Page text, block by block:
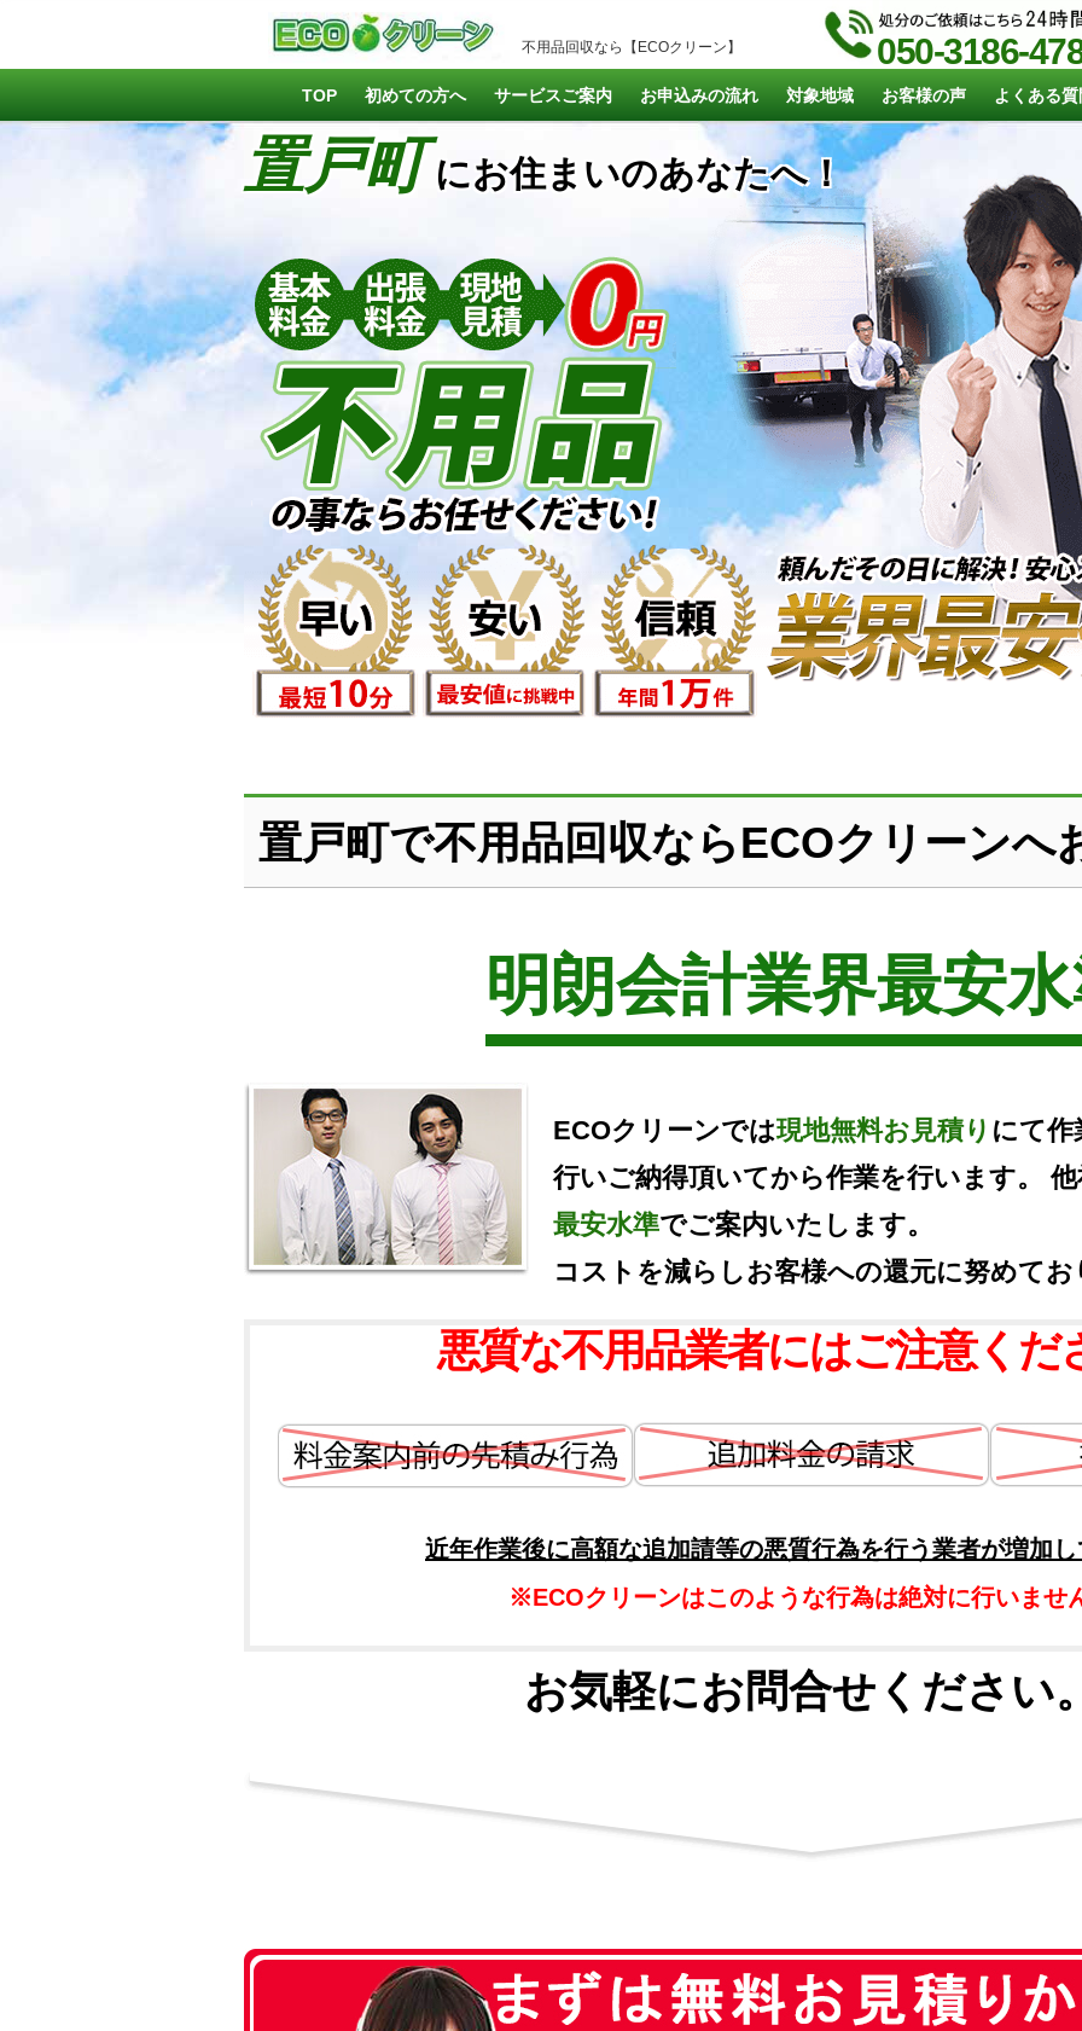
不用品回収なら【ECOクリーン】 050-3186-
TOP 初めての方へ サービスご案内 お申込みの流れ 対象地域 お客様の声 よくある質
置戸町 にお住まいのあなたへ！
置戸町で不用品回収ならECOクリーンへ
明朗会計業界最安
ECOクリーンでは現地無料お見積り にて作
行いご納得頂いてから作業を行います。
最安水準でご案内いたします。
コストを減らしお客様への還元に努めてお
悪質な不用品業者にはご注意くだ
近年作業後に高額な追加請等の悪質行為を行う業者が増加
※ECOクリーンはこのような行為は絶対に行いませ
お気軽にお問合せください